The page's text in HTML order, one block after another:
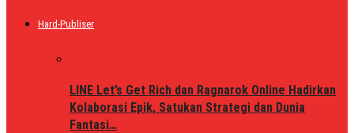
Hard-Publiser
LINE Let’s Get Rich dan Ragnarok Online Hadirkan
Kolaborasi Epik, Satukan Strategi dan Dunia
Fantasi…